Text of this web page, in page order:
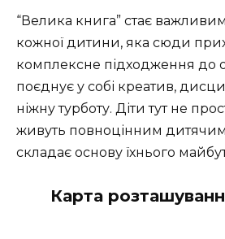
“Велика книга” стає
кожної дитини, яка сюди
комплексне підходження до
поєднує у собі креатив,
ніжну турботу. Діти тут не
живуть повноцінним
складає основу їхнього
Карта